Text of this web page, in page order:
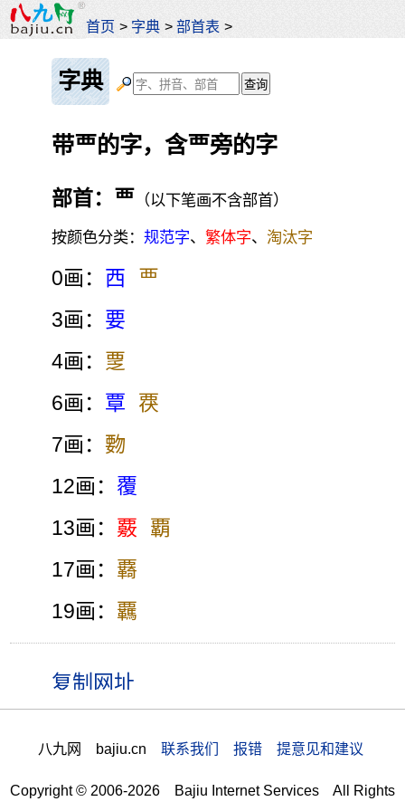
首页 > 字典 >部首表 >
字典
带覀的字，含覀旁的字
部首：覀 （以下笔画不含部首）
按颜色分类：规范字、繁体字、淘汰字
0画： 西
覀
3画： 要
4画： 覂
6画： 覃
覄
7画：覅
12画： 覆
13画： 覈
覇
17画： 覉
19画： 覊
八九网 bajiu.cn 联系我们 报错 提意见和建议
Copyright © 2006-2026 Bajiu Internet Services All Rights